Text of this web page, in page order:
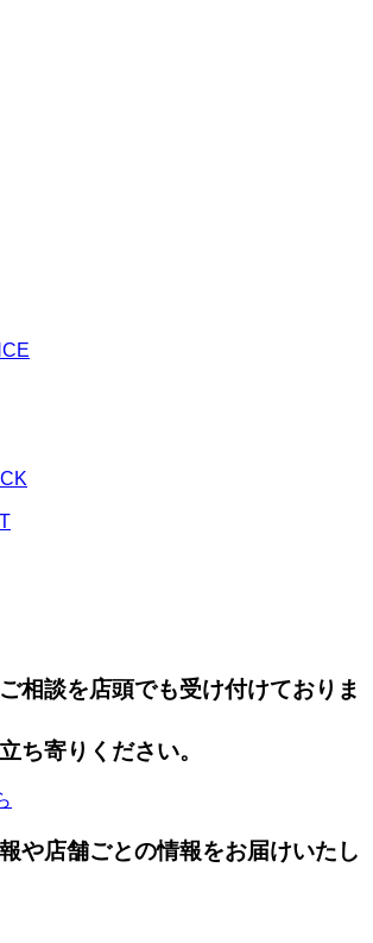
相談を店頭でも受け付けておりま
ち寄りください。
や店舗ごとの情報をお届けいたし